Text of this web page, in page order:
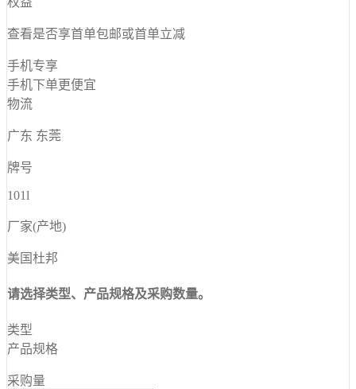
查看是否享首单包邮或首单立减
手机专享
手机下单更便宜
物流
广东 东莞
牌号
101l
厂家(产地)
美国杜邦
请选择类型、产品规格及采购数量。
类型
产品规格
采购量